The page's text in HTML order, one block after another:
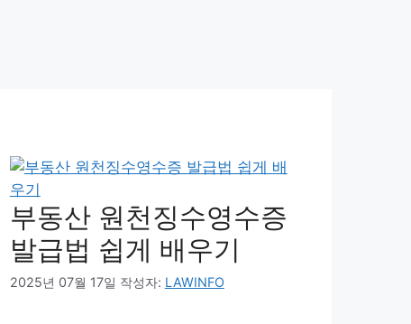
부동산 원천징수영수증
발급법 쉽게 배우기
2025년 07월 17일 작성자: LAWINFO